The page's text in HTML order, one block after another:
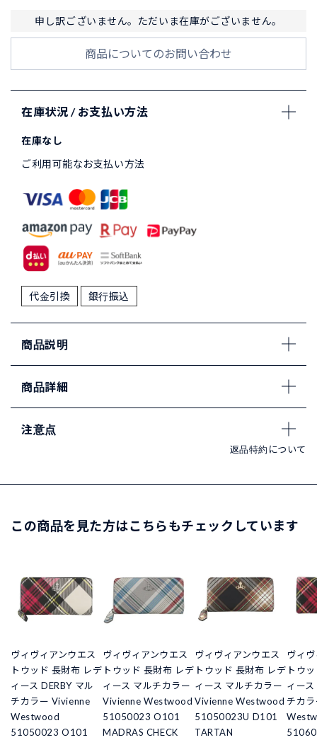
申し訳ございません。ただいま在庫がございません。
商品についてのお問い合わせ
在庫状況 / お支払い方法
在庫なし
ご利用可能なお支払い方法
代金引換 銀行振込
商品説明
商品詳細
注意点
返品特約について
この商品を見た方はこちらもチェックしています
ヴィヴィアンウエス
トウッド 長財布 レデ
ィース DERBY マル
チカラー Vivienne
Westwood
51050023 O101
ヴィヴィアンウエス
トウッド 長財布 レデ
ィース マルチカラー
Vivienne Westwood
51050023 O101
MADRAS CHECK
ヴィヴィアンウエス
トウッド 長財布 レデ
ィース マルチカラー
Vivienne Westwood
51050023U D101
TARTAN
ヴィ
トウ
ィー
チカ